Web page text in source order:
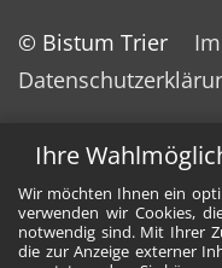
Ihre
Wir möchten Ihnen ein
verwenden wir Cookies,
notwendig sind. Mit Ihrer
die zur Anzeige externer
© Bistum Trier